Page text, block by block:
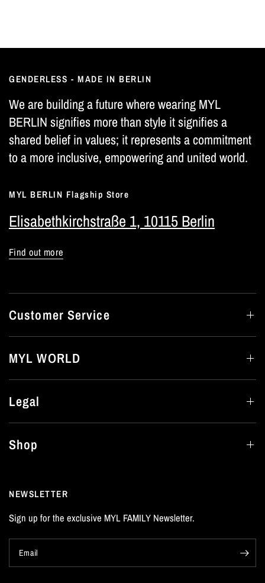
GENDERLESS - MADE IN BERLIN
We are building a future where wearing MYL
BERLIN signifies more than style it signifies a
shared belief in values; it represents a commitment
to a more inclusive, empowering and united world.
MYL BERLIN Flagship Store
Elisabethkirchstraße 1, 10115 Berlin
Find out more
Customer Service
MYL WORLD
Legal
Shop
NEWSLETTER
Sign up for the exclusive MYL FAMILY Newsletter.
Email